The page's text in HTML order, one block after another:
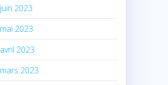
juin 2023
mai 2023
avril 2023
mars 2023